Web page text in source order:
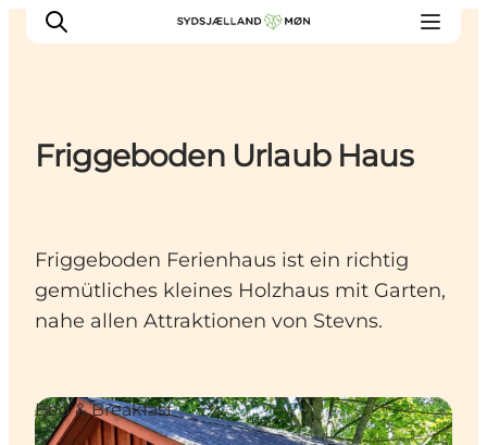
Events
Essen
Unterkunft
Friggeboden Urlaub Haus
Friggeboden Ferienhaus ist ein richtig
gemütliches kleines Holzhaus mit Garten,
nahe allen Attraktionen von Stevns.
Bed & Breakfast